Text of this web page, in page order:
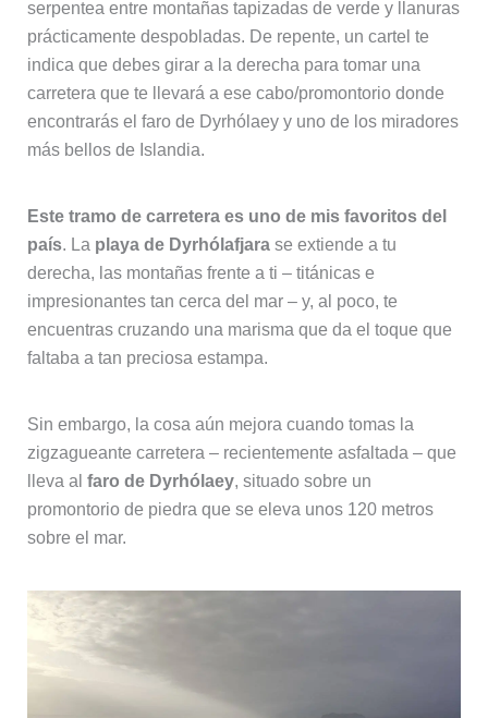
serpentea entre montañas tapizadas de verde y llanuras
prácticamente despobladas. De repente, un cartel te
indica que debes girar a la derecha para tomar una
carretera que te llevará a ese cabo/promontorio donde
encontrarás el faro de Dyrhólaey y uno de los miradores
más bellos de Islandia.
Este tramo de carretera es uno de mis favoritos del
país. La playa de Dyrhólafjarase extiende a tu
derecha, las montañas frente a ti – titánicas e
impresionantes tan cerca del mar – y, al poco, te
encuentras cruzando una marisma que da el toque que
faltaba a tan preciosa estampa.
Sin embargo, la cosa aún mejora cuando tomas la
zigzagueante carretera – recientemente asfaltada – que
lleva al faro de Dyrhólaey, situado sobre un
promontorio de piedra que se eleva unos 120 metros
sobre el mar.